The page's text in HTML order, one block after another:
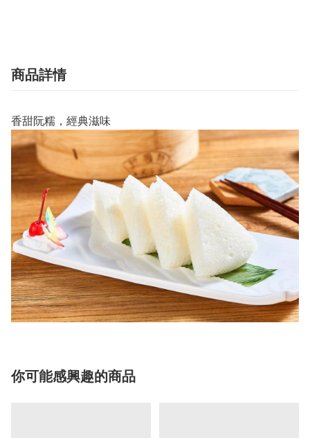
商品詳情
香甜阮糯，經典滋味
你可能感興趣的商品